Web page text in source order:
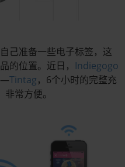
己准备一些电子标签，这
的位置。近日， Indiegogo
—Tintag，6个小时的完整充
常方便。